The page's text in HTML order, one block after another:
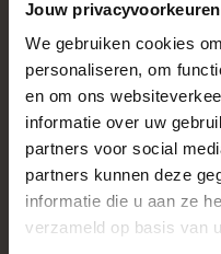
Jouw privacyvoorkeuren
We gebruiken cookies
personaliseren, om
en om ons
informatie over uw
partners voor social
partners kunnen deze
informatie die u aan ze
verzameld op basis van
raambekleding met
service. Kom langs in
enthousiaste
Altijd